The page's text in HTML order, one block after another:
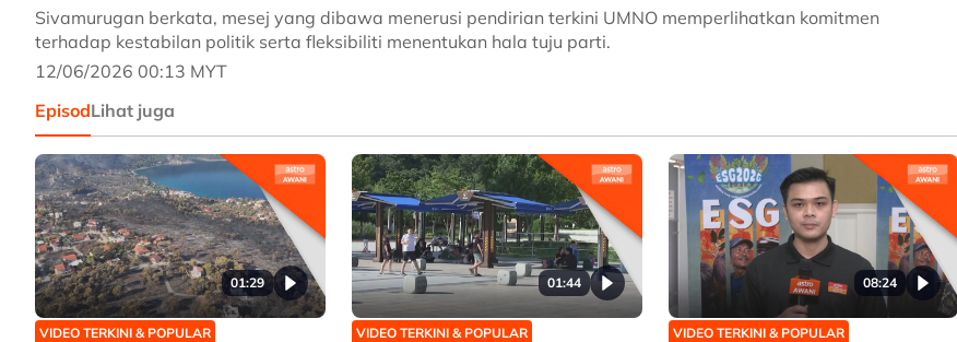
Sivamurugan berkata, mesej yang dibawa menerusi pendirian terkini UMNO memperlihatkan komitmen
terhadap kestabilan politik serta fleksibiliti menentukan hala tuju parti.
12/06/2026 00:13 MYT
EpisodLihat juga
01:29
VIDEO TERKINI & POPULAR
01:44
VIDEO TERKINI & POPULAR
08:24
VIDEO TERKINI & POPULAR